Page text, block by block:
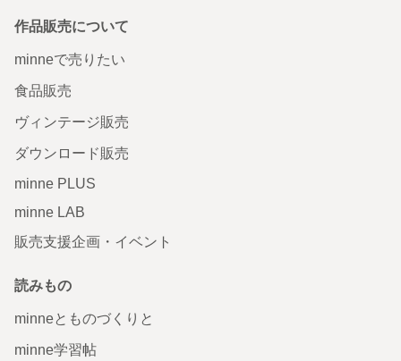
作品販売について
minneで売りたい
食品販売
ヴィンテージ販売
ダウンロード販売
minne PLUS
minne LAB
販売支援企画・イベント
読みもの
minneとものづくりと
minne学習帖